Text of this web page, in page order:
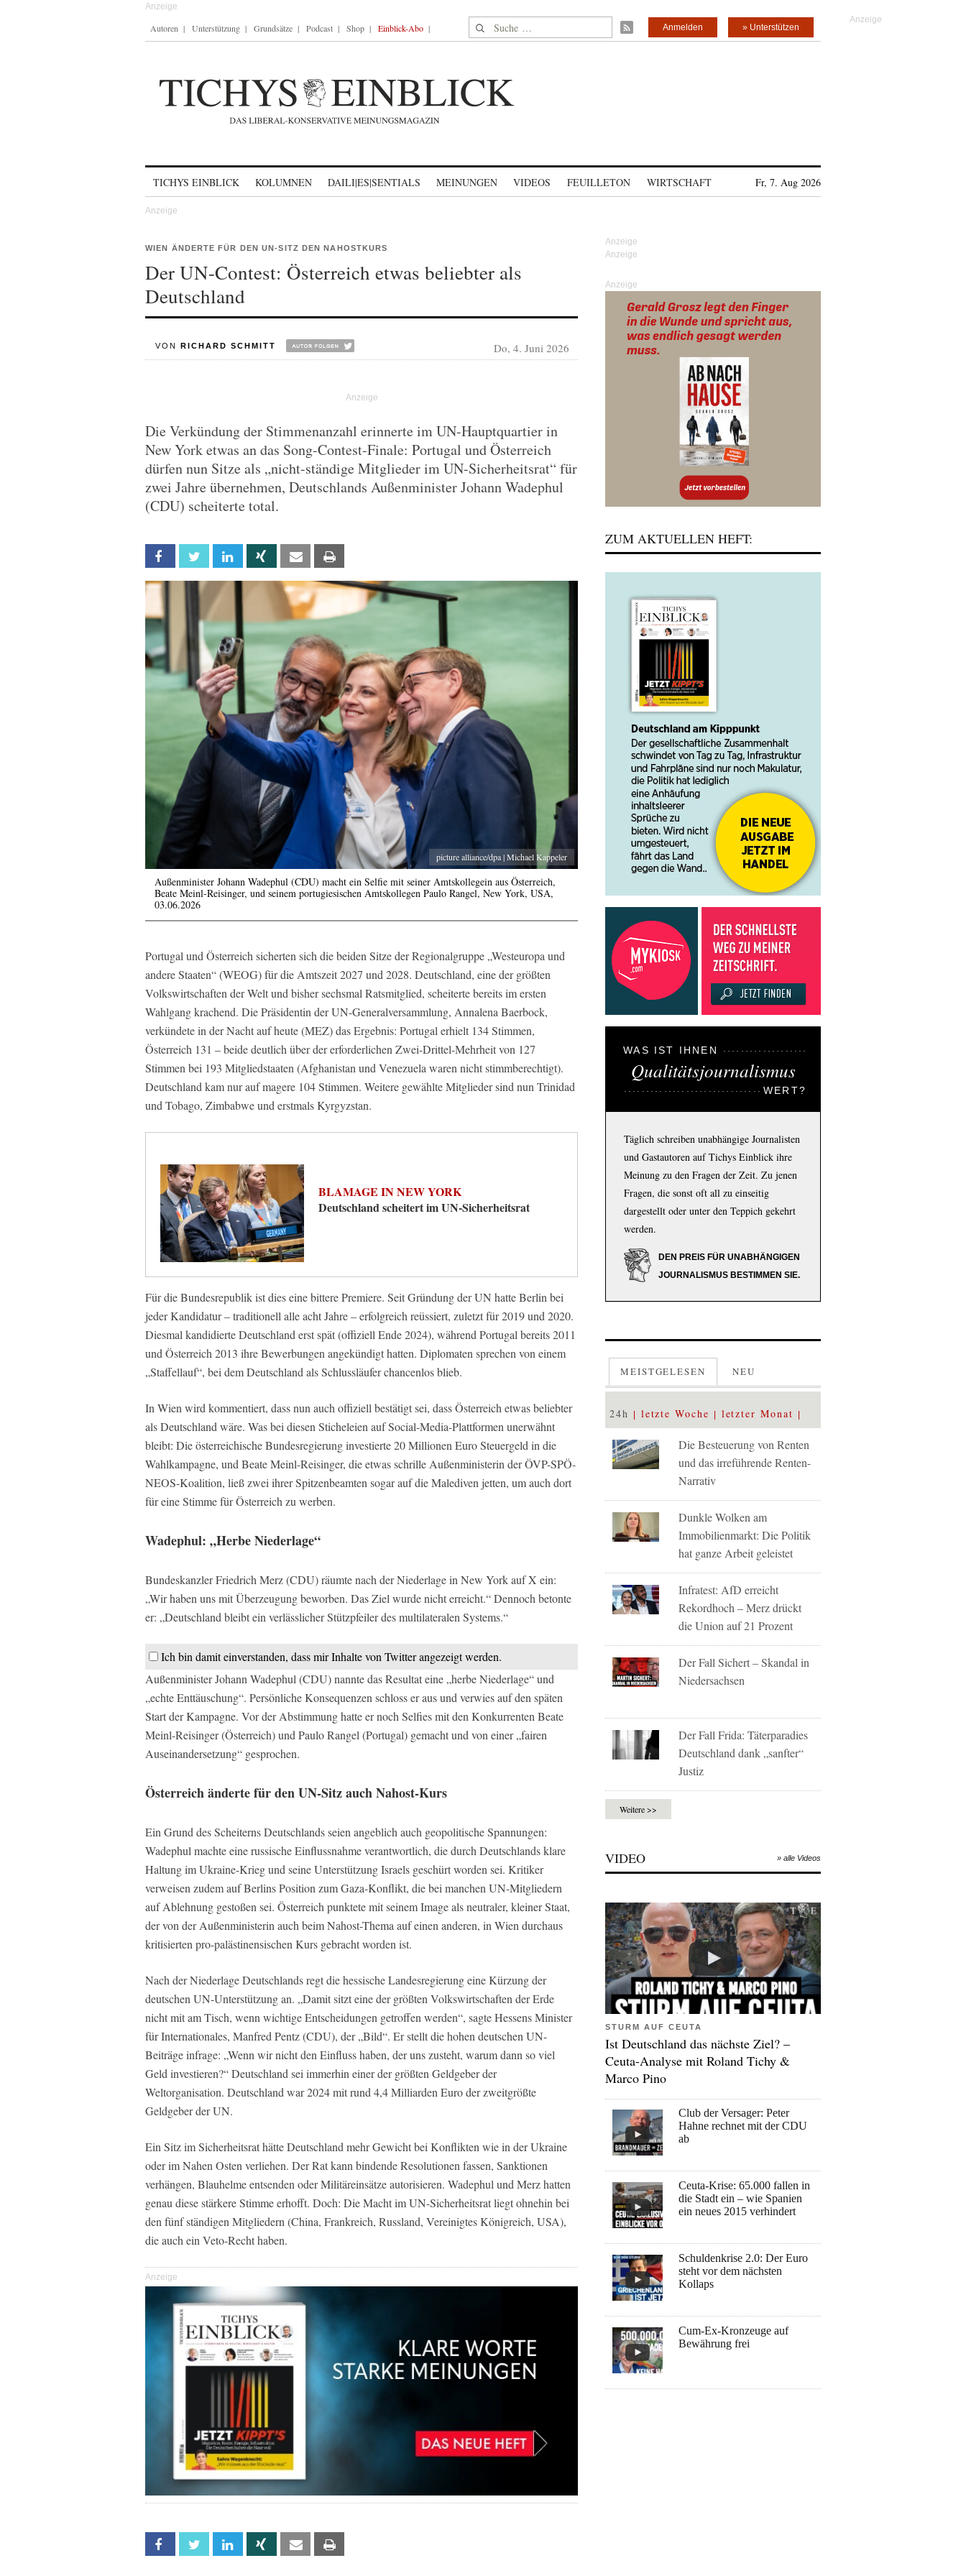
Autoren Unterstützung Grundsätze Podcast Shop Einblick-Abo Suche nach: » Unterstützen
Anmelden
TICHYS EINBLICK KOLUMNEN DAILI|ES|SENTIALS MEINUNGEN VIDEOS FEUILLETON WIRTSCHAFT Fr, 7. Aug 2026
WIEN ÄNDERTE FÜR DEN UN-SITZ DEN NAHOSTKURS
Der UN-Contest: Österreich etwas beliebter als
Deutschland
VON RICHARD SCHMITT Do, 4. Juni 2026
Die Verkündung der Stimmenanzahl erinnerte im UN-Hauptquartier in
New York etwas an das Song-Contest-Finale: Portugal und Österreich
dürfen nun Sitze als „nicht-ständige Mitglieder im UN-Sicherheitsrat“ für
zwei Jahre übernehmen, Deutschlands Außenminister Johann Wadephul
(CDU) scheiterte total.
Facebook Twitter Linkedin Xing Email
picture alliance/dpa | Michael Kappeler
Außenminister Johann Wadephul (CDU) macht ein Selfie mit seiner Amtskollegein aus Österreich,
Beate Meinl-Reisinger, und seinem portugiesischen Amtskollegen Paulo Rangel, New York, USA,
03.06.2026
Portugal und Österreich sicherten sich die beiden Sitze der Regionalgruppe „Westeuropa und
andere Staaten“ (WEOG) für die Amtszeit 2027 und 2028. Deutschland, eine der größten
Volkswirtschaften der Welt und bisher sechsmal Ratsmitglied, scheiterte bereits im ersten
Wahlgang krachend. Die Präsidentin der UN-Generalversammlung, Annalena Baerbock,
verkündete in der Nacht auf heute (MEZ) das Ergebnis: Portugal erhielt 134 Stimmen,
Österreich 131 – beide deutlich über der erforderlichen Zwei-Drittel-Mehrheit von 127
Stimmen bei 193 Mitgliedstaaten (Afghanistan und Venezuela waren nicht stimmberechtigt).
Deutschland kam nur auf magere 104 Stimmen. Weitere gewählte Mitglieder sind nun Trinidad
und Tobago, Zimbabwe und erstmals Kyrgyzstan.
BLAMAGE IN NEW YORK
Deutschland scheitert im UN-Sicherheitsrat
Für die Bundesrepublik ist dies eine bittere Premiere. Seit Gründung der UN hatte Berlin bei
jeder Kandidatur – traditionell alle acht Jahre – erfolgreich reüssiert, zuletzt für 2019 und 2020.
Diesmal kandidierte Deutschland erst spät (offiziell Ende 2024), während Portugal bereits 2011
und Österreich 2013 ihre Bewerbungen angekündigt hatten. Diplomaten sprechen von einem
„Staffellauf“, bei dem Deutschland als Schlussläufer chancenlos blieb.
In Wien wird kommentiert, dass nun auch offiziell bestätigt sei, dass Österreich etwas beliebter
als Deutschland wäre. Was bei diesen Sticheleien auf Social-Media-Plattformen unerwähnt
bleibt: Die österreichische Bundesregierung investierte 20 Millionen Euro Steuergeld in die
Wahlkampagne, und Beate Meinl-Reisinger, die etwas schrille Außenministerin der ÖVP-SPÖ-
NEOS-Koalition, ließ zwei ihrer Spitzenbeamten sogar auf die Malediven jetten, um auch dort
für eine Stimme für Österreich zu werben.
Wadephul: „Herbe Niederlage“
Bundeskanzler Friedrich Merz (CDU) räumte nach der Niederlage in New York auf X ein:
„Wir haben uns mit Überzeugung beworben. Das Ziel wurde nicht erreicht.“ Dennoch betonte
er: „Deutschland bleibt ein verlässlicher Stützpfeiler des multilateralen Systems.“
Ich bin damit einverstanden, dass mir Inhalte von Twitter angezeigt werden.
Außenminister Johann Wadephul (CDU) nannte das Resultat eine „herbe Niederlage“ und
„echte Enttäuschung“. Persönliche Konsequenzen schloss er aus und verwies auf den späten
Start der Kampagne. Vor der Abstimmung hatte er noch Selfies mit den Konkurrenten Beate
Meinl-Reisinger (Österreich) und Paulo Rangel (Portugal) gemacht und von einer „fairen
Auseinandersetzung“ gesprochen.
Österreich änderte für den UN-Sitz auch Nahost-Kurs
Ein Grund des Scheiterns Deutschlands seien angeblich auch geopolitische Spannungen:
Wadephul machte eine russische Einflussnahme verantwortlich, die durch Deutschlands klare
Haltung im Ukraine-Krieg und seine Unterstützung Israels geschürt worden sei. Kritiker
verweisen zudem auf Berlins Position zum Gaza-Konflikt, die bei manchen UN-Mitgliedern
auf Ablehnung gestoßen sei. Österreich punktete mit seinem Image als neutraler, kleiner Staat,
der von der Außenministerin auch beim Nahost-Thema auf einen anderen, in Wien durchaus
kritisierten pro-palästinensischen Kurs gebracht worden ist.
Nach der Niederlage Deutschlands regt die hessische Landesregierung eine Kürzung der
deutschen UN-Unterstützung an. „Damit sitzt eine der größten Volkswirtschaften der Erde
nicht mit am Tisch, wenn wichtige Entscheidungen getroffen werden“, sagte Hessens Minister
für Internationales, Manfred Pentz (CDU), der „Bild“. Er stellt die hohen deutschen UN-
Beiträge infrage: „Wenn wir nicht den Einfluss haben, der uns zusteht, warum dann so viel
Geld investieren?“ Deutschland sei immerhin einer der größten Geldgeber der
Weltorganisation. Deutschland war 2024 mit rund 4,4 Milliarden Euro der zweitgrößte
Geldgeber der UN.
Ein Sitz im Sicherheitsrat hätte Deutschland mehr Gewicht bei Konflikten wie in der Ukraine
oder im Nahen Osten verliehen. Der Rat kann bindende Resolutionen fassen, Sanktionen
verhängen, Blauhelme entsenden oder Militäreinsätze autorisieren. Wadephul und Merz hatten
genau diese stärkere Stimme erhofft. Doch: Die Macht im UN-Sicherheitsrat liegt ohnehin bei
den fünf ständigen Mitgliedern (China, Frankreich, Russland, Vereinigtes Königreich, USA),
die auch ein Veto-Recht haben.
Anzeige
Facebook Twitter Linkedin Xing Email
Anzeige
ZUM AKTUELLEN HEFT:
WAS IST IHNEN
Qualitätsjournalismus
WERT?
Täglich schreiben unabhängige Journalisten
und Gastautoren auf Tichys Einblick ihre
Meinung zu den Fragen der Zeit. Zu jenen
Fragen, die sonst oft all zu einseitig
dargestellt oder unter den Teppich gekehrt
werden.
DEN PREIS FÜR UNABHÄNGIGEN
JOURNALISMUS BESTIMMEN SIE.
MEISTGELESEN NEU
24h letzte Woche letzter Monat
Die Besteuerung von Renten
und das irreführende Renten-
Narrativ
Dunkle Wolken am
Immobilienmarkt: Die Politik
hat ganze Arbeit geleistet
Infratest: AfD erreicht
Rekordhoch – Merz drückt
die Union auf 21 Prozent
Der Fall Sichert – Skandal in
Niedersachsen
Der Fall Frida: Täterparadies
Deutschland dank „sanfter“
Justiz
Weitere >>
VIDEO » alle Videos
STURM AUF CEUTA
Ist Deutschland das nächste Ziel? –
Ceuta-Analyse mit Roland Tichy &
Marco Pino
Club der Versager: Peter
Hahne rechnet mit der CDU
ab
Ceuta-Krise: 65.000 fallen in
die Stadt ein – wie Spanien
ein neues 2015 verhindert
Schuldenkrise 2.0: Der Euro
steht vor dem nächsten
Kollaps
Cum-Ex-Kronzeuge auf
Bewährung frei